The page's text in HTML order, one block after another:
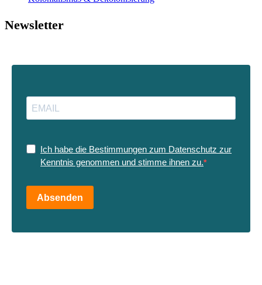
Newsletter
Ich habe die Bestimmungen zum Datenschutz zur
Kenntnis genommen und stimme ihnen zu.
Absenden